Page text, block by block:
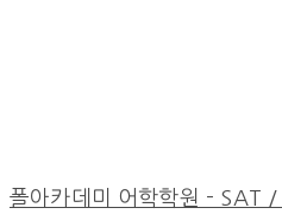
폴아카데미 어학학원 - SAT